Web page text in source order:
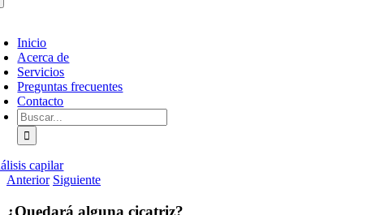
Inicio
Acerca de
Servicios
Preguntas frecuentes
Contacto
Buscar:
capilar
Anterior Siguiente
¿Quedará alguna cicatriz?